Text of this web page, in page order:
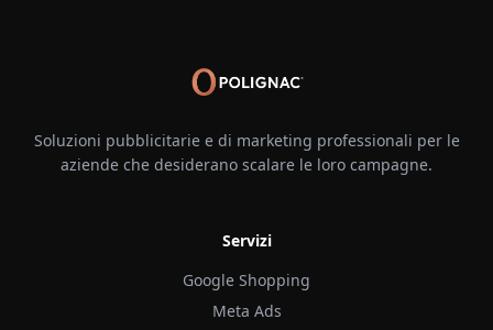
Soluzioni pubblicitarie e di marketing professionali per le
aziende che desiderano scalare le loro campagne.
Servizi
Google Shopping
Meta Ads